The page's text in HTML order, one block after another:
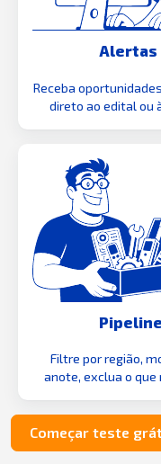
Alertas
Receba
direto ao edital ou
Filtre por região,
anote, exclua o
Começar teste